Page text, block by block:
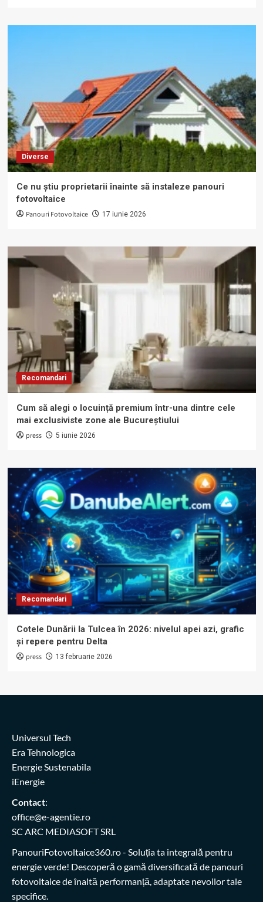
Diverse
Ce nu știu proprietarii înainte să instaleze panouri
fotovoltaice
Panouri Fotovoltaice 17 iunie 2026
Recomandari
Cum să alegi o locuință premium într-una dintre cele
mai exclusiviste zone ale Bucureștiului
press 5 iunie 2026
Recomandari
Cotele Dunării la Tulcea în 2026: nivelul apei azi, grafic
și repere pentru Delta
press 13 februarie 2026
Universul Tech
Era Tehnologica
Energie Sustenabila
iEnergie
Contact:
office@e-agentie.ro
SC ARC MEDIASOFT SRL
PanouriFotovoltaice360.ro- Soluția ta integrală pentru
energie verde! Descoperă o gamă diversificată de panouri
fotovoltaice de înaltă performanță, adaptate nevoilor tale
specifice.